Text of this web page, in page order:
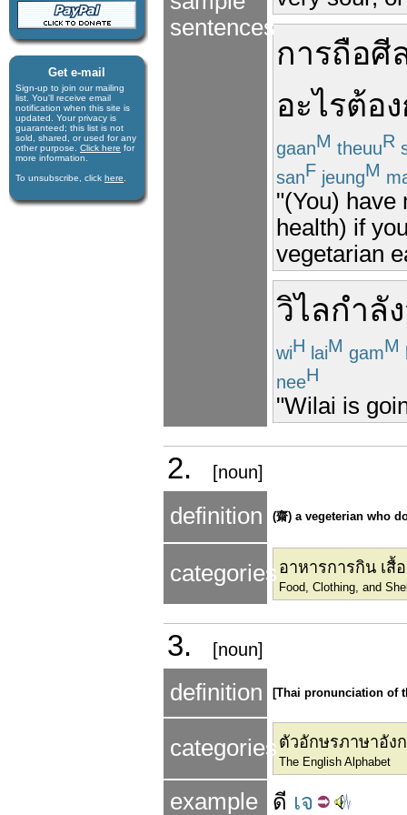
Get e-mail
Sign-up to join our mail­ing
list. You'll receive e­mail
notification when this site is
updated. Your privacy is
guaran­teed; this list is not
sold, shared, or used for any
other purpose. Click here for
more infor­mation.
To unsubscribe, click here
sentences
การถือศี
อะไรต้อง
gaanM theuuR
sanF jeungM
"(You) have
health) if
vegetarian
วิไลกำลัง
wiH laiM gamM
neeH
"Wilai is
2. [noun]
definition (齋) a vegeterian who
categories อาหารการกิน เสื้
Food, Clothing, and
3. [noun]
definition [Thai pronunciation of
categories ตัวอักษรภาษาอัง
The English Alphabet
example ดี เจ